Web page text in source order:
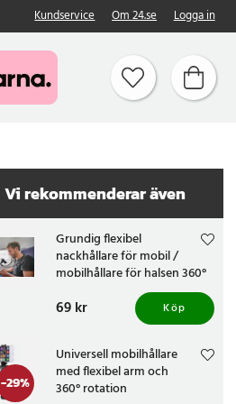
Kundservice Om 24.se Logga in
Vi rekommenderar även
Grundig flexibel
nackhållare för mobil /
mobilhållare för halsen 360°
smartphonehållare
Pris:69 kr
69 kr Köp
-29%
Universell mobilhållare
med flexibel arm och
360° rotation